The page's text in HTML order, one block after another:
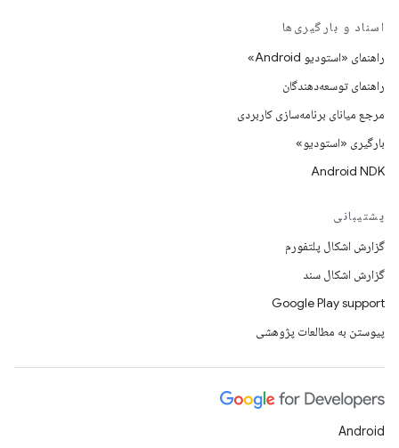
اسناد و بارگیری‌ها
راهنمای «استودیو Android»
راهنمای توسعه‌دهندگان
مرجع میانای برنامه‌سازی کاربردی
بارگیری «استودیو»
Android NDK
پشتیبانی
گزارش اشکال پلتفورم
گزارش اشکال سند
Google Play support
پیوستن به مطالعات پژوهشی
Android